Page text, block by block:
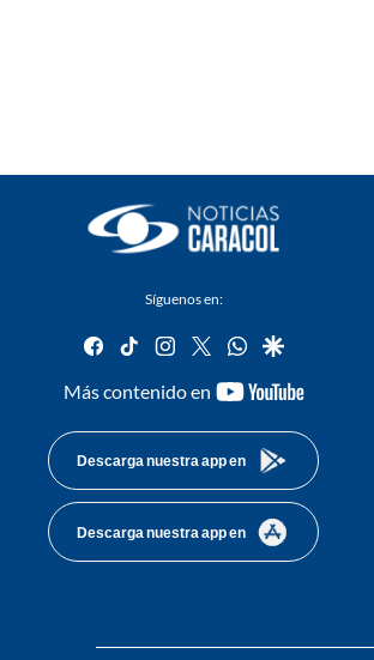
Síguenos en:
facebook
tiktok instagram
twitterwhatsapp
google
Más contenido en
youtube-
Descarga nuestra app en
Descarga nuestra app en